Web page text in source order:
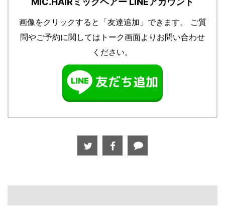
画像をクリックすると「友達追加」できます。
ご質
問やご予約に関してはトーク画面よりお問い合わせ
ください。